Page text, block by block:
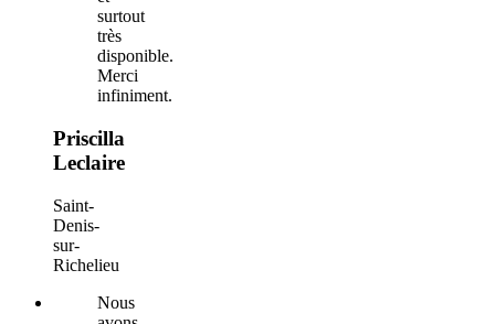
surtout
très
disponible.
Merci
infiniment.
Priscilla
Leclaire
Saint-
Denis-
sur-
Richelieu
Nous